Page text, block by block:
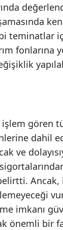
teminatlar
fonlarına
gören
dahil
ve
imkanı
önemli bir